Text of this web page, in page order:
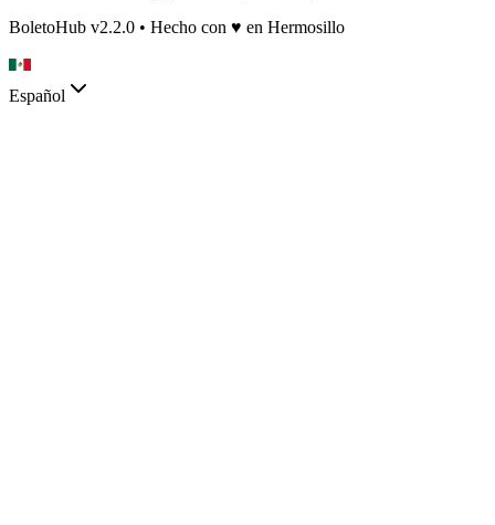
BoletoHub v2.2.0 • Hecho con ♥ en Hermosillo
Español